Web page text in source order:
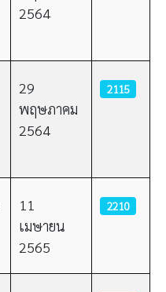
2564
29
พฤษภาคม
2564
2115
11
เมษายน
2565
2210